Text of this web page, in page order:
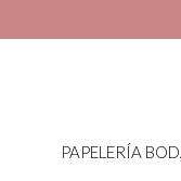
PAPELERÍA